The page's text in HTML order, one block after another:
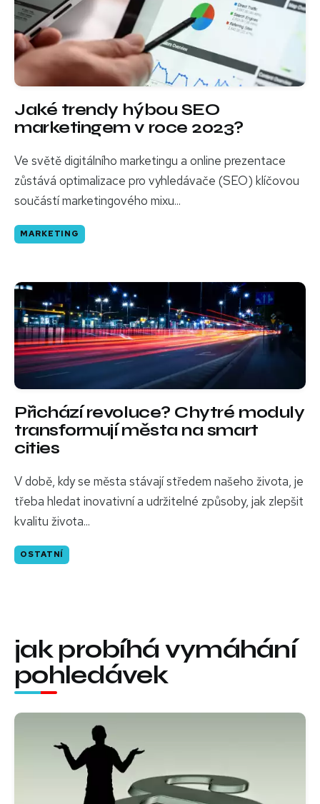
Jaké trendy hýbou SEO
marketingem v roce 2023?
Ve světě digitálního marketingu a online prezentace
zůstává optimalizace pro vyhledávače (SEO) klíčovou
součástí marketingového mixu...
MARKETING
Přichází revoluce? Chytré moduly
transformují města na smart
cities
V době, kdy se města stávají středem našeho života, je
třeba hledat inovativní a udržitelné způsoby, jak zlepšit
kvalitu života...
OSTATNÍ
jak probíhá vymáhání
pohledávek